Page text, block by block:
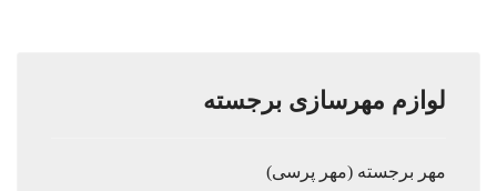
لوازم مهرسازی برجسته
مهر برجسته (مهر پرسی)